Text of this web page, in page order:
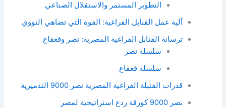
التطوير المستمر والاستقلال الصناعي
آلية عمل القنابل الفراغية: القوة التي تضاهي النووي
ترسانة القنابل الفراغية المصرية: نصر وقعقاع
سلسلة نصر
سلسلة قعقاع
قدرات القنبلة الفراغية المصرية نصر 9000 التدميرية
نصر 9000 كورقة ردع استراتيجية لمصر